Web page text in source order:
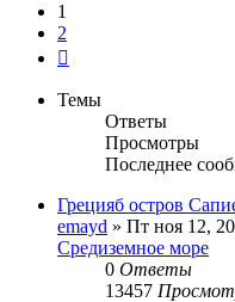
1
2
Темы
Ответы
Просмотры
Последнее
Грецияб остров
emayd » Пт ноя 12,
Средиземное море
0 Ответы
13457